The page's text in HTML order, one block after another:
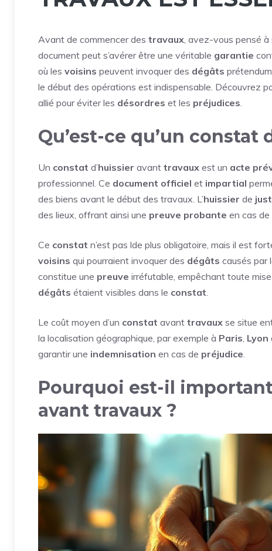
Avant de commencer des travaux, avez-vous pensé à
document peut s’avérer être une véritable garantie
où les voisins peuvent invoquer des dégâts
le début des opérations est indispensable. Découvrez
allié pour éviter les désordres et les préjudices.
Qu’est-ce qu’un constat
Un constat d’huissier avant travauxest un acte
professionnel. Ce document officiel et impartial
des biens avant le début des travaux. L’huissier de
des lieux, offrant ainsi une preuve probante en cas de
Ce constat n’est pas lde plus obligatoire, mais il est
voisins qui pourraient invoquer des dégâts causés par
constitue une preuve irréfutable, empêchant toute
dégâts étaient visibles dans le constat.
Le coût moyen d’un constat avant travauxse situe
la localisation géographique, par exemple à Paris, Lyon
garantir une indemnisation en cas de préjudice.
Pourquoi est-il
avant travaux ?